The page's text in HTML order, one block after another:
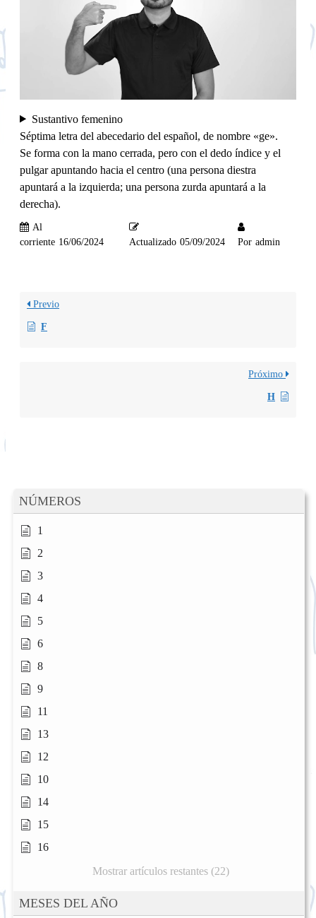
NÚMEROS
1
2
3
4
5
6
8
9
11
13
12
10
14
15
16
Mostrar artículos restantes (22)
MESES DEL AÑO
Sustantivo femenino
Séptima letra del abecedario del español, de nombre «ge».
Se forma con la mano cerrada, pero con el dedo índice y el
pulgar apuntando hacia el centro (una persona diestra
apuntará a la izquierda; una persona zurda apuntará a la
derecha).
Al
corriente 16/06/2024 Actualizado 05/09/2024 Por admin
Previo
F
Próximo
H